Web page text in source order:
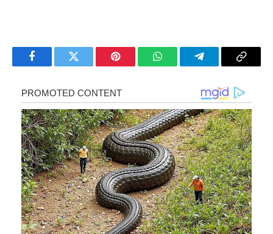
FacebookTwitter Pinterest WhatsAppTelegramCopy